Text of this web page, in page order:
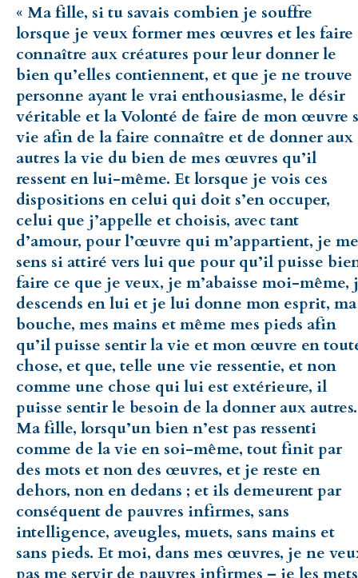
« Ma fille, si tu savais combien je souffre
lorsque je veux former mes œuvres et les faire
connaître aux créatures pour leur donner le
bien qu’elles contiennent, et que je ne trouve
personne ayant le vrai enthousiasme, le désir
véritable et la Volonté de faire de mon œuvre
vie afin de la faire connaître et de donner aux
autres la vie du bien de mes œuvres qu’il
ressent en lui-même. Et lorsque je vois ces
dispositions en celui qui doit s’en occuper,
celui que j’appelle et choisis, avec tant
d’amour, pour l’œuvre qui m’appartient, je me
sens si attiré vers lui que pour qu’il puisse
faire ce que je veux, je m’abaisse moi-même,
descends en lui et je lui donne mon esprit, ma
bouche, mes mains et même mes pieds afin
qu’il puisse sentir la vie et mon œuvre en
chose, et que, telle une vie ressentie, et non
comme une chose qui lui est extérieure, il
puisse sentir le besoin de la donner aux autres.
Ma fille, lorsqu’un bien n’est pas ressenti
comme de la vie en soi-même, tout finit par
des mots et non des œuvres, et je reste en
dehors, non en dedans ; et ils demeurent par
conséquent de pauvres infirmes, sans
intelligence, aveugles, muets, sans mains et
sans pieds. Et moi, dans mes œuvres, je ne
pas me servir de pauvres infirmes – je les mets